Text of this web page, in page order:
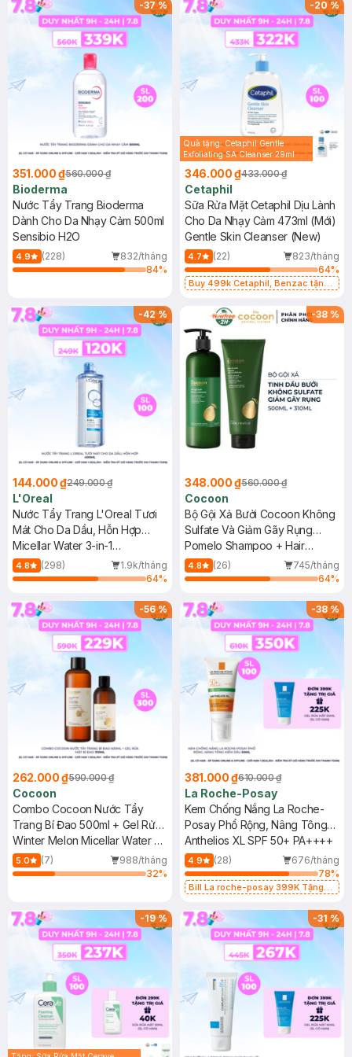
-37%
351.000 ₫560.000 ₫
Bioderma
Nước Tẩy Trang Bioderma
Dành Cho Da Nhạy Cảm 500ml
Sensibio H2O
4.9 (228)
832/tháng
84%
-20%
Quà tặng: Cetaphil Gentle
Exfoliating SA Cleanser 29ml
346.000 ₫433.000 ₫
Cetaphil
Sữa Rửa Mặt Cetaphil Dịu Lành
Cho Da Nhạy Cảm 473ml (Mới)
Gentle Skin Cleanser (New)
4.7 (22)
823/tháng
64%
Buy 499k Cetaphil, Benzac tặng
-42%
144.000 ₫249.000 ₫
L'Oreal
Nước Tẩy Trang L'Oreal Tươi
Mát Cho Da Dầu, Hỗn Hợp
400ml
Micellar Water 3-in-1
Refreshing Even For Sensitive
Skin
4.8 (298)
1.9k/tháng
64%
-38 %
348.000 ₫560.000 ₫
Cocoon
Bộ Gội Xả Bưởi Cocoon Không
Sulfate Và Giảm Gãy Rụng
500ml+310ml
Pomelo Shampoo + Hair
Conditioner
4.8 (26)
745/tháng
64%
-56%
262.000 ₫590.000 ₫
Cocoon
Combo Cocoon Nước Tẩy
Trang Bí Đao 500ml + Gel Rửa
Mặt Bí Đao 310ml
Winter Melon Micellar Water &
Winter Melon Cleanser
5.0 (7)
988/tháng
32%
-38%
381.000 ₫610.000 ₫
La Roche-Posay
Kem Chống Nắng La Roche-
Posay Phổ Rộng, Nâng Tông
Kiềm Dầu 50ml
Anthelios XL SPF 50+ PA++++
4.9 (28)
676/tháng
78%
Bill La roche-posay 399K Tặng
(SL có hạn)
-19% -31%